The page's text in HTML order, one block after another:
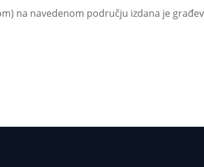
na navedenom području izdana je